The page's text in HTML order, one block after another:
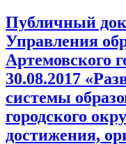
Публичный
Управления
Артемовского
30.08.2017
системы
городского
достижения,